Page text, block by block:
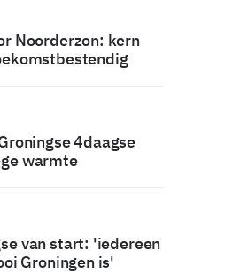
Noorderzon: kern
4daagse
warmte
van start: 'iedereen
Groningen is'